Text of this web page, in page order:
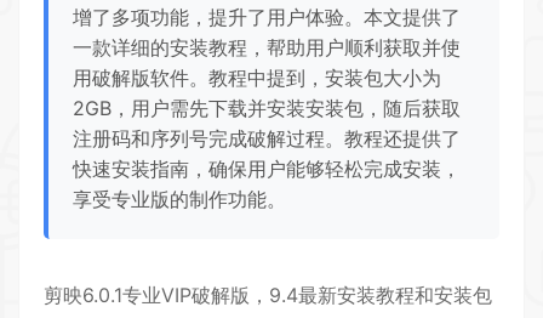
增了多项功能，提升了用户体验。本文提供了
一款详细的安装教程，帮助用户顺利获取并使
用破解版软件。教程中提到，安装包大小为
2GB，用户需先下载并安装安装包，随后获取
注册码和序列号完成破解过程。教程还提供了
快速安装指南，确保用户能够轻松完成安装，
享受专业版的制作功能。
剪映6.0.1专业VIP破解版 ，9.4最新安装教程和安装包